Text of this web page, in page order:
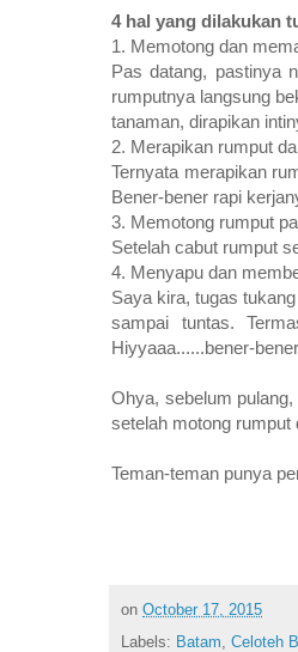
4 hal yang dilakukan
1. Memotong dan
Pas datang, pastinya
rumputnya langsung
tanaman, dirapikan
2. Merapikan rumput
Ternyata merapikan
Bener-bener rapi
3. Memotong rumput
Setelah cabut rumput
4. Menyapu dan
Saya kira, tugas
sampai tuntas.
Hiyyaaa......bener-
Ohya, sebelum
setelah motong rumput
Teman-teman punya
on October 17, 2015
Labels: Batam Celoteh